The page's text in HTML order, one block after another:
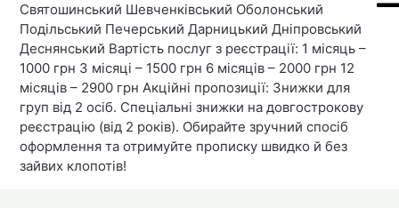
Святошинський Шевченківський Оболонський
Подільський Печерський Дарницький Дніпровський
Деснянський Вартість послуг з реєстрації: 1 місяць –
1000 грн 3 місяці – 1500 грн 6 місяців – 2000 грн 12
місяців – 2900 грн Акційні пропозиції: Знижки для
груп від 2 осіб. Спеціальні знижки на довгострокову
реєстрацію (від 2 років). Обирайте зручний спосіб
оформлення та отримуйте прописку швидко й без
зайвих клопотів!